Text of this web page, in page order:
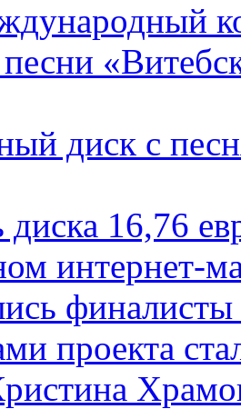
диск с
16,76
интернет-
проекта